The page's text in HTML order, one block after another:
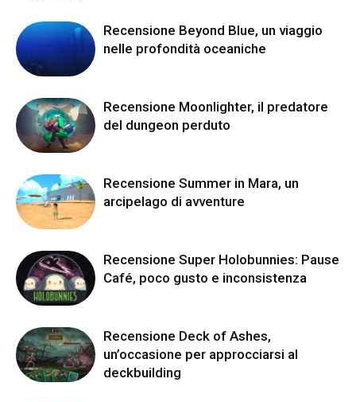
Recensione Beyond Blue, un viaggio
nelle profondità oceaniche
Recensione Moonlighter, il predatore
del dungeon perduto
Recensione Summer in Mara, un
arcipelago di avventure
Recensione Super Holobunnies: Pause
Café, poco gusto e inconsistenza
Recensione Deck of Ashes,
un’occasione per approcciarsi al
deckbuilding